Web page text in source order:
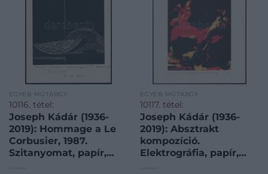
EGYÉB MŰTÁRGY
10116. tétel:
Joseph Kádár (1936-
2019): Hommage a Le
Corbusier, 1987.
Szitanyomat, papír,
EGYÉB MŰTÁRGY
10117. tétel:
Joseph Kádár (1936-
2019): Absztrakt
kompozíció.
Elektrográfia, papír,